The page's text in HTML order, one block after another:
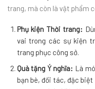
trang, mà còn là vật phẩm
Phụ kiện Thời trang:
vai trong các sự kiện
trang phục công sở.
Quà tặng Ý nghĩa: Là
bạn bè, đối tác, đặc